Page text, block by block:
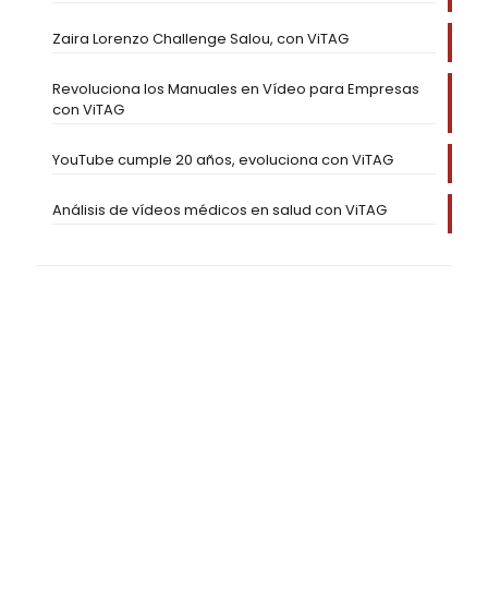
Zaira Lorenzo Challenge Salou, con ViTAG
Revoluciona los Manuales en Vídeo para Empresas
con ViTAG
YouTube cumple 20 años, evoluciona con ViTAG
Análisis de vídeos médicos en salud con ViTAG